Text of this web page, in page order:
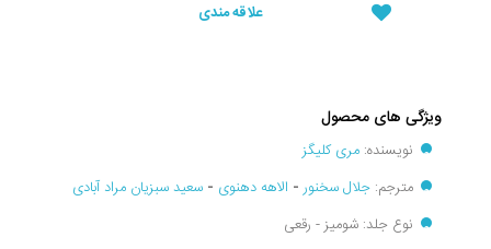
علاقه مندی
ویژگی های محصول
نویسنده: مری کلیگز
مترجم: جلال سخنور - الاهه دهنوی - سعید سبزیان مراد آبادی
نوع جلد: شومیز - رقعی